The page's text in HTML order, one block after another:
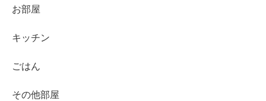
お部屋
キッチン
ごはん
その他部屋